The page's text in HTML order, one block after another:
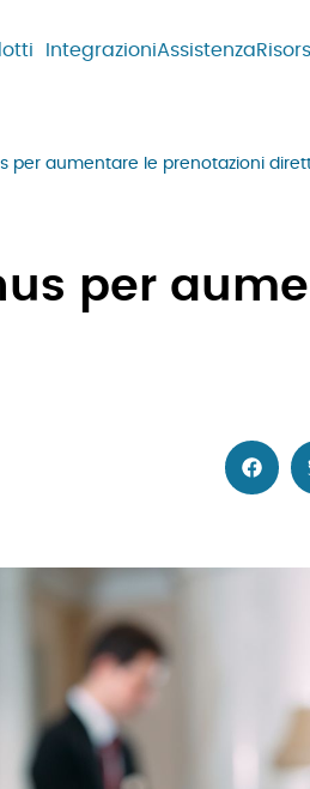
IntegrazioniAssistenza
per aumentare le prenotazioni
per